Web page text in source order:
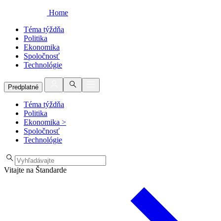
Home
Téma týždňa
Politika
Ekonomika
Spoločnosť
Technológie
Predplatné
Téma týždňa
Politika
Ekonomika >
Spoločnosť
Technológie
Vitajte na Štandarde